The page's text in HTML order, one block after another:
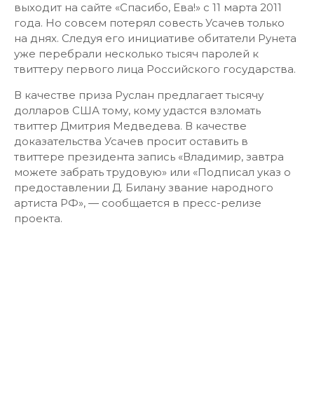
выходит на сайте «Спасибо, Ева!» с 11 марта 2011
года. Но совсем потерял совесть Усачев только
на днях. Следуя егo инициативе обитатели Рунета
уже перебрали несколько тысяч паролей к
твиттеру первого лица Российского государства.
В качестве приза Руслан предлагает тысячу
долларов США тому, кому удастся взломать
твиттер Дмитрия Медведева. В качестве
доказательства Усачев просит оставить в
твиттере президента запись «Владимир, завтра
можете забрать трудовую» или «Подписал указ о
предоставлении Д. Билану звание народного
артиста РФ», — сообщается в пресс-релизе
проекта.